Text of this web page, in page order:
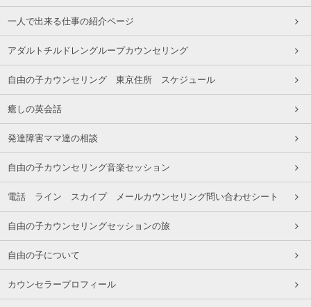
一人で出来る仕事の紹介ページ
アダルトチルドレングループカウンセリング
自由の子カウンセリング 東京住所 スケジュール
癒しの英会話
発達障害ママ達の相談
自由の子カウンセリング音楽セッション
電話 ライン スカイプ メールカウンセリング問い合わせシート
自由の子カウンセリングセッションの旅
自由の子について
カウンセラープロフィール